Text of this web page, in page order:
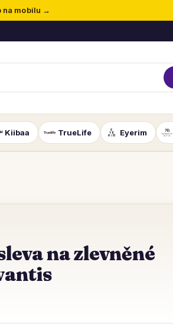
na mobilu →
Kiibaa TrueLife Eyerim
na zlevněné